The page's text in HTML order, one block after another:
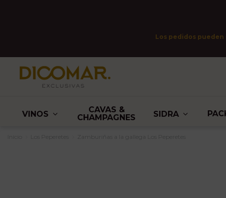
Los pedidos
VINOS
CAVAS &
CHAMPAGNES
SIDRA